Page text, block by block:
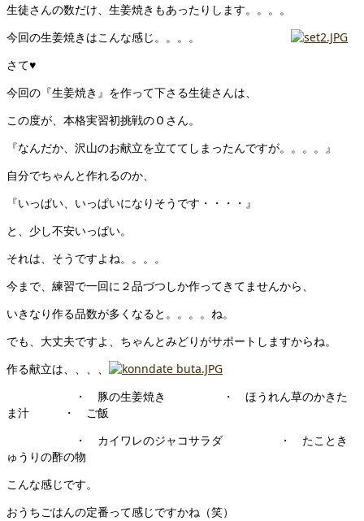
生徒さんの数だけ、生姜焼きもあったりします。。。。
今回の生姜焼きはこんな感じ。。。。
さて♥
今回の『生姜焼き』を作って下さる生徒さんは、
この度が、本格実習初挑戦のＯさん。
『なんだか、沢山のお献立を立ててしまったんですが。。。。』
自分でちゃんと作れるのか、
『いっぱい、いっぱいになりそうです・・・・』
と、少し不安いっぱい。
それは、そうですよね。。。。
今まで、練習で一回に２品づつしか作ってきてませんから、
いきなり作る品数が多くなると。。。。ね。
でも、大丈夫ですよ、ちゃんとみどりがサポートしますからね。
作る献立は、、、、
・ 豚の生姜焼き ・ ほうれん草のかきた
ま汁 ・ ご飯
・ カイワレのジャコサラダ ・ たことき
ゅうりの酢の物
こんな感じです。
おうちごはんの定番って感じですかね（笑）